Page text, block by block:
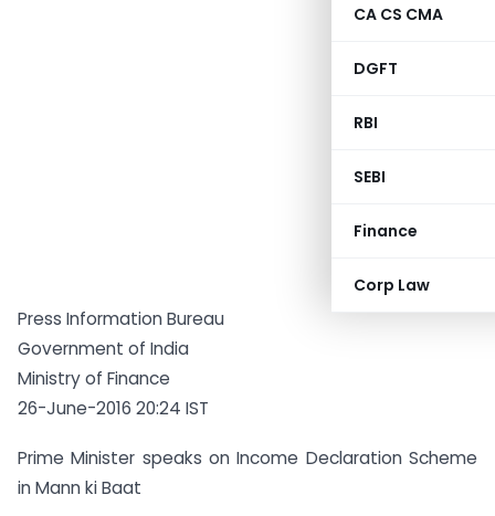
CA CS CMA
DGFT
RBI
SEBI
Finance
Corp Law
Press Information Bureau
Government of India
Ministry of Finance
26-June-2016 20:24 IST
Prime Minister speaks on Income Declaration Scheme
in Mann ki Baat